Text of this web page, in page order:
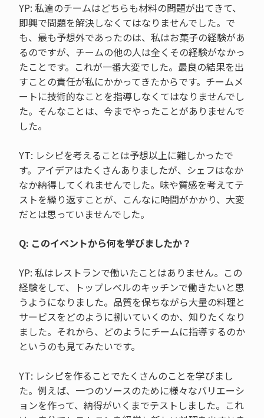
YP: 私達のチームはどちらも材料の問題が出てきて、
即興で問題を解決しなくてはなりませんでした。で
も、最も予想外であったのは、私はお菓子の経験があ
るのですが、チームの他の人は全くその経験がなかっ
たことです。これが一番大変でした。最良の結果を出
すことの責任が私にかかってきたからです。チームメ
ートに技術的なことを指導しなくてはなりませんでし
た。そんなことは、今までやったことがありませんで
した。
YT: レシピを考えることは予想以上に難しかったで
す。アイデアはたくさんありましたが、シェフはなか
なか納得してくれませんでした。味や質感を考えてテ
ストを繰り返すことが、こんなに時間がかかり、大変
だとは思っていませんでした。
Q: このイベントから何を学びましたか？
YP: 私はレストランで働いたことはありません。この
経験をして、トップレベルのキッチンで働きたいと思
うようになりました。品質を保ちながら大量の料理と
サービスをどのように捌いていくのか、知りたくなり
ました。それから、どのようにチームに指導するのか
というのも見てみたいです。
YT: レシピを作ることでたくさんのことを学びまし
た。例えば、一つのソースのために様々なバリエーシ
ョンを作って、納得がいくまでテストしました。これ